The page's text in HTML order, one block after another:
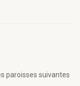
paroisses suivantes